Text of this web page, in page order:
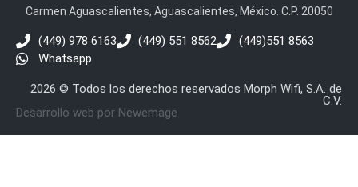
Carmen Aguascalientes, Aguascalientes, México. C.P. 20050
(449) 978 6163 (449) 551 8562
(449)551 8563
Whatsapp
2026 © Todos los derechos reservados Morph Wifi, S.A. de
C.V.
Desarrollo web por Newemage